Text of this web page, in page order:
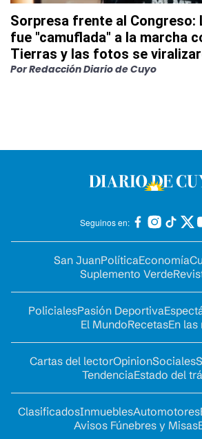
Sorpresa frente al Congreso:
fue "camuflada" a la marcha
Tierras y las fotos se
PorRedacción Diario de Cuyo
Seguinos en:
San JuanPolíticaEconomía
Suplemento Verde
PolicialesPasión Deportiva
El MundoRecetasEn las
Cartas del lectorOpinionSociales
TendenciaEstado del
ClasificadosInmueblesAutomotores
Avisos Fúnebres y Misas